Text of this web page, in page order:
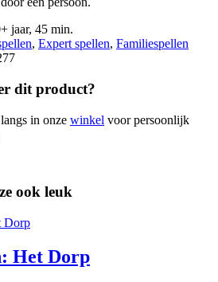
jaar, 45 min.
, Expert spellen, Familiespellen
dit product?
in onze winkel voor persoonlijk
ook leuk
Het Dorp